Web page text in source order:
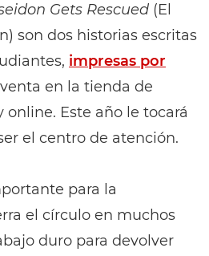
Gets Rescued (El
son dos historias escritas
impresas por
en la tienda de
online. Este año le tocará
el centro de atención.
para la
el círculo en muchos
duro para devolver